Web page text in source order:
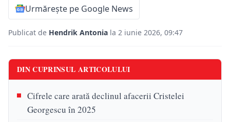
Urmărește pe Google News
Publicat de Hendrik Antonia la 2 iunie 2026, 09:47
DIN CUPRINSUL ARTICOLULUI
Cifrele care arată declinul afacerii Cristelei
Georgescu în 2025